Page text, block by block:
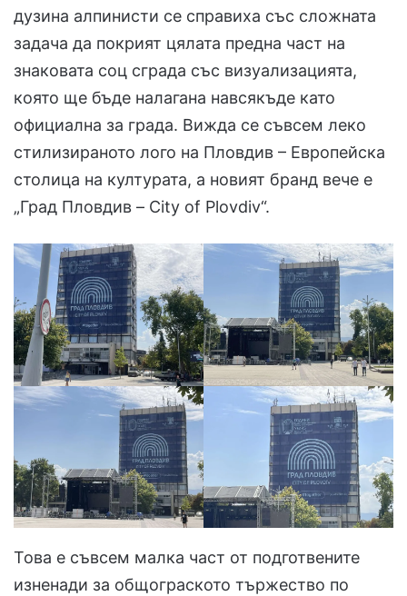
дузина алпинисти се справиха със сложната
задача да покрият цялата предна част на
знаковата соц сграда със визуализацията,
която ще бъде налагана навсякъде като
официална за града. Вижда се съвсем леко
стилизираното лого на Пловдив – Европейска
столица на културата, а новият бранд вече е
„Град Пловдив – City of Plovdiv“.
Това е съвсем малка част от подготвените
изненади за общограското тържество по